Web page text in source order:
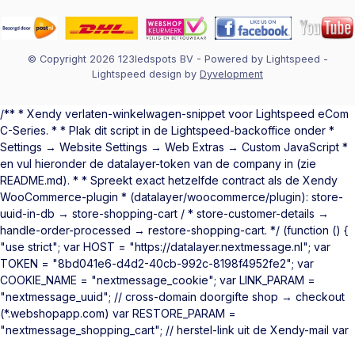
© Copyright 2026 123ledspots BV- Powered by Lightspeed -
Lightspeed design by Dyvelopment
/** * Xendy verlaten-winkelwagen-snippet voor Lightspeed eCom
C-Series. * * Plak dit script in de Lightspeed-backoffice onder *
Settings → Website Settings → Web Extras → Custom JavaScript *
en vul hieronder de datalayer-token van de company in (zie
README.md). * * Spreekt exact hetzelfde contract als de Xendy
WooCommerce-plugin * (datalayer/woocommerce/plugin): store-
uuid-in-db → store-shopping-cart / * store-customer-details →
handle-order-processed → restore-shopping-cart. */ (function () {
"use strict"; var HOST = "https://datalayer.nextmessage.nl"; var
TOKEN = "8bd041e6-d4d2-40cb-992c-8198f4952fe2"; var
COOKIE_NAME = "nextmessage_cookie"; var LINK_PARAM =
"nextmessage_uuid"; // cross-domain doorgifte shop → checkout
(*.webshopapp.com) var RESTORE_PARAM =
"nextmessage_shopping_cart"; // herstel-link uit de Xendy-mail var